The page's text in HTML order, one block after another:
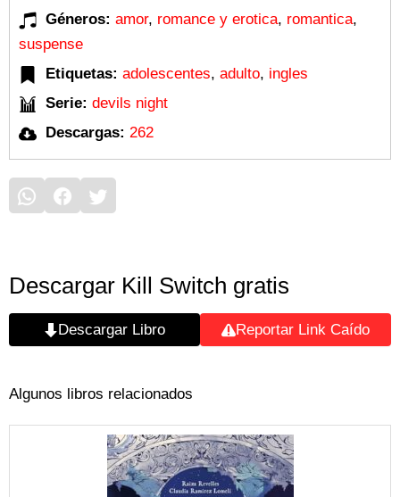
Géneros: amor, romance y erotica, romantica,
suspense
Etiquetas: adolescentes, adulto, ingles
Serie: devils night
Descargas: 262
Descargar Kill Switch gratis
Descargar Libro Reportar Link Caído
Algunos libros relacionados